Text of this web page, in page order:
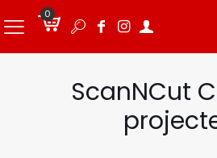
0
ScanNCut